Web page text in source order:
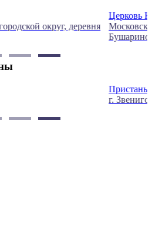
Божией Матери
городской округ, деревня
д. 8а